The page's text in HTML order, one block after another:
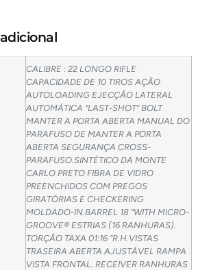
CALIBRE : 22 LONGO RIFLE
CAPACIDADE DE 10 TIROS AÇÃO
AUTOLOADING EJECÇÃO LATERAL
AUTOMÁTICA “LAST-SHOT” BOLT
MANTER A PORTA ABERTA MANUAL DO
PARAFUSO DE MANTER A PORTA
ABERTA SEGURANÇA CROSS-
PARAFUSO.SINTÉTICO DA MONTE
CARLO PRETO FIBRA DE VIDRO
PREENCHIDOS COM PREGOS
GIRATÓRIAS E CHECKERING
MOLDADO-IN.BARREL 18 “WITH MICRO-
GROOVE® ESTRIAS (16 RANHURAS).
TORÇÃO TAXA 01:16 “R.H.VISTAS
TRASEIRA ABERTA AJUSTÁVEL RAMPA
VISTA FRONTAL. RECEIVER RANHURAS